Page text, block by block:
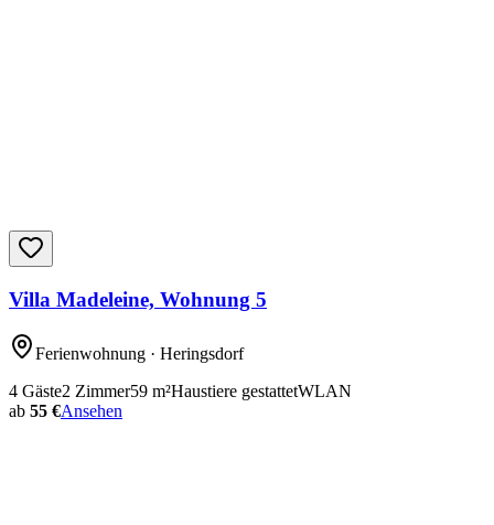
Villa Madeleine, Wohnung 5
Ferienwohnung · Heringsdorf
4 Gäste2 Zimmer59 m²Haustiere gestattetWLAN
ab 55 €Ansehen